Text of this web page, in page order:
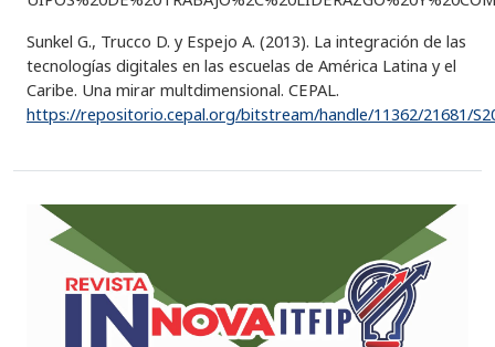
Sunkel G., Trucco D. y Espejo A. (2013). La integración de las
tecnologías digitales en las escuelas de América Latina y el
Caribe. Una mirar multdimensional. CEPAL.
https://repositorio.cepal.org/bitstream/handle/11362/21681/